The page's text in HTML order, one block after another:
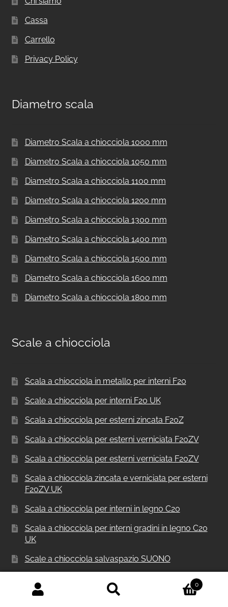
Cassa
Carrello
Privacy Policy
Diametro scala
Diametro Scala a chiocciola 1000 mm
Diametro Scala a chiocciola 1050 mm
Diametro Scala a chiocciola 1100 mm
Diametro Scala a chiocciola 1200 mm
Diametro Scala a chiocciola 1300 mm
Diametro Scala a chiocciola 1400 mm
Diametro Scala a chiocciola 1500 mm
Diametro Scala a chiocciola 1600 mm
Diametro Scala a chiocciola 1800 mm
Scale a chiocciola
Scala a chiocciola in metallo per interni F20
Scale a chiocciola per interni F20 UK
Scala a chiocciola per esterni zincata F20Z
Scala a chiocciola per esterni verniciata F20ZV
Scala a chiocciola per esterni verniciata F20ZV
Scala a chiocciola zincata e verniciata per esterni
F20ZV UK
Scala a chiocciola per interni in legno C20
Scala a chiocciola per interni gradini in legno C20
UK
Scale a chiocciola salvaspazio SUONO
Scale a chiocciola economiche Paris
0